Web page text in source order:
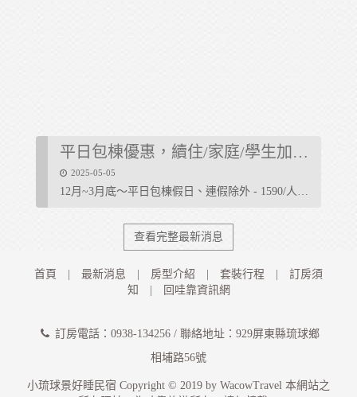
平日包棟優惠，續住/家庭/學生加碼更優惠
2025-05-05
查看完整最新消息
首頁 最新消息 房型介紹 套裝行程
訂房須
知
回哇靠資訊網
訂房電話：0938-134256 / 聯絡地址：929屏東縣琉球鄉
相埔路56號
小琉球景好睡民宿 Copyright © 2019 by WacowTravel 本網站之